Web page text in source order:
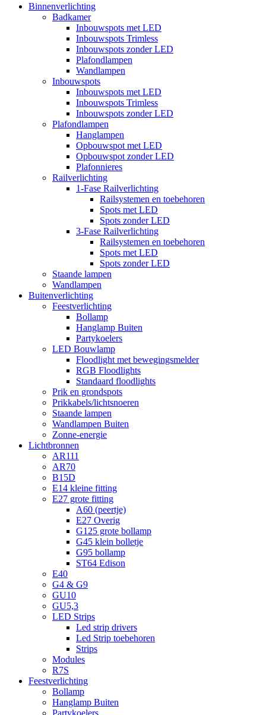
Binnenverlichting
Badkamer
Inbouwspots met LED
Inbouwspots Trimless
Inbouwspots zonder LED
Plafondlampen
Wandlampen
Inbouwspots
Inbouwspots met LED
Inbouwspots Trimless
Inbouwspots zonder LED
Plafondlampen
Hanglampen
Opbouwspot met LED
Opbouwspot zonder LED
Plafonnieres
Railverlichting
1-Fase Railverlichting
Railsystemen en toebehoren
Spots met LED
Spots zonder LED
3-Fase Railverlichting
Railsystemen en toebehoren
Spots met LED
Spots zonder LED
Staande lampen
Wandlampen
Buitenverlichting
Feestverlichting
Bollamp
Hanglamp Buiten
Partykoelers
LED Bouwlamp
Floodlight met bewegingsmelder
RGB Floodlights
Standaard floodlights
Prik en grondspots
Prikkabels/lichtsnoeren
Staande lampen
Wandlampen Buiten
Zonne-energie
Lichtbronnen
AR111
AR70
B15D
E14 kleine fitting
E27 grote fitting
A60 (peertje)
E27 Overig
G125 grote bollamp
G45 klein bolletje
G95 bollamp
ST64 Edison
E40
G4 & G9
GU10
GU5,3
LED Strips
Led strip drivers
Led Strip toebehoren
Strips
Modules
R7S
Feestverlichting
Bollamp
Hanglamp Buiten
Partykoelers